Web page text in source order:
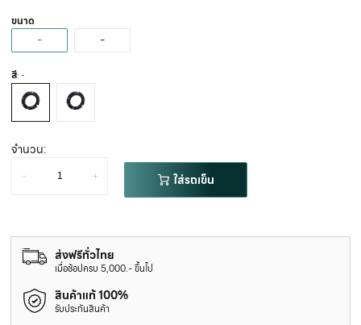
ขนาด
- -
สี: -
จำนวน:
-
+ ใส่รถเข็น
ส่งฟรีทั่วไทย
เมื่อช้อปครบ 5,000.- ขึ้นไป
สินค้าแท้ 100%
รับประกันสินค้า